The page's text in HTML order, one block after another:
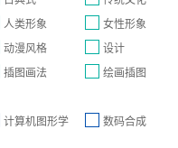
人类形象
女性形象
动漫风格
设计
插图画法
绘画插图
计算机图形学 数码合成